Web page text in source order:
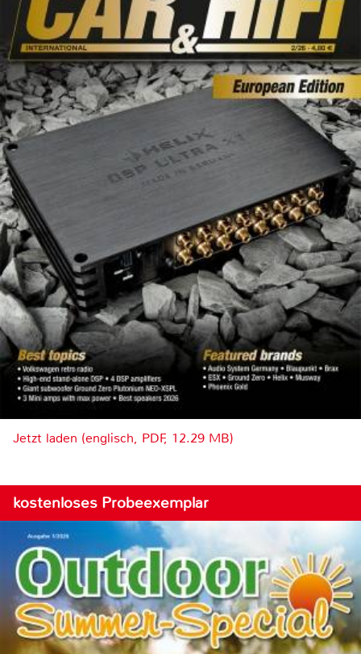
Jetzt laden (englisch, PDF, 12.29 MB)
kostenloses Probeexemplar